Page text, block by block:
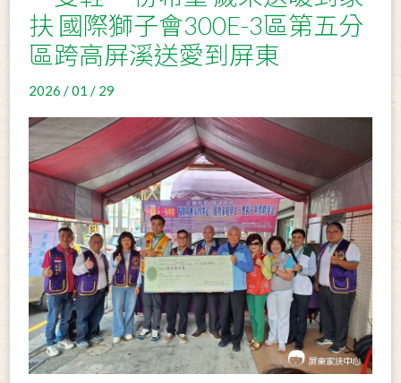
扶 國際獅子會300E-3區第五分
區跨高屏溪送愛到屏東
2026 / 01 / 29